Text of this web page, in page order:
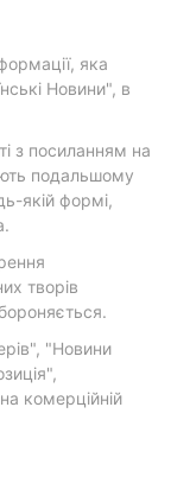
яка
Новини", в
з посиланням на
подальшому
якій формі,
творів
"Новини
комерційній